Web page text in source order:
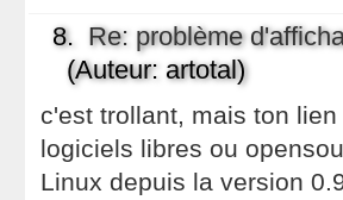
8. Re: problème
(Auteur: artotal)
c'est trollant, mais ton
logiciels libres ou
Linux depuis la version